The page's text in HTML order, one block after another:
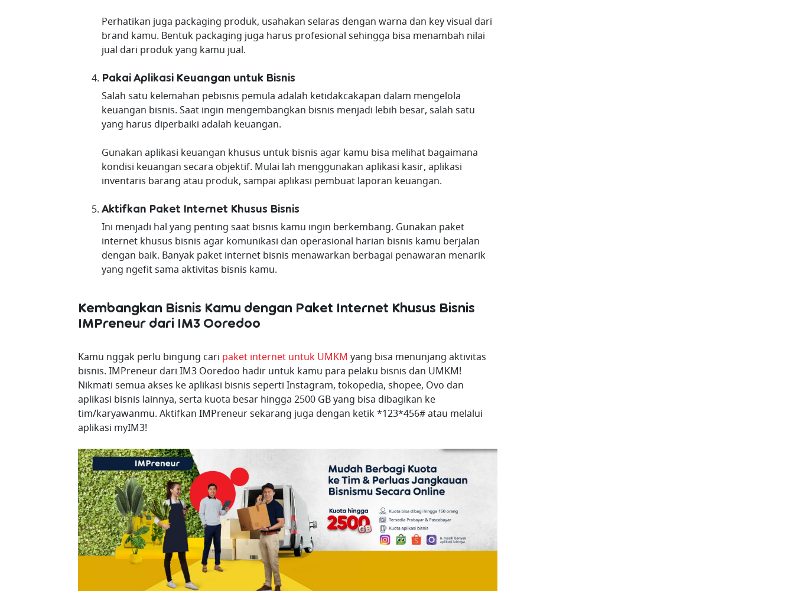
Perhatikan juga packaging produk, usahakan selaras dengan warna dan key visual dari
brand kamu. Bentuk packaging juga harus profesional sehingga bisa menambah nilai
jual dari produk yang kamu jual.
Pakai Aplikasi Keuangan untuk Bisnis
Salah satu kelemahan pebisnis pemula adalah ketidakcakapan dalam mengelola
keuangan bisnis. Saat ingin mengembangkan bisnis menjadi lebih besar, salah satu
yang harus diperbaiki adalah keuangan.
Gunakan aplikasi keuangan khusus untuk bisnis agar kamu bisa melihat bagaimana
kondisi keuangan secara objektif. Mulai lah menggunakan aplikasi kasir, aplikasi
inventaris barang atau produk, sampai aplikasi pembuat laporan keuangan.
Aktifkan Paket Internet Khusus Bisnis
Ini menjadi hal yang penting saat bisnis kamu ingin berkembang. Gunakan paket
internet khusus bisnis agar komunikasi dan operasional harian bisnis kamu berjalan
dengan baik. Banyak paket internet bisnis menawarkan berbagai penawaran menarik
yang ngefit sama aktivitas bisnis kamu.
Kembangkan Bisnis Kamu dengan Paket Internet Khusus Bisnis
IMPreneur dari IM3 Ooredoo
Kamu nggak perlu bingung cari paket internet untuk UMKM yang bisa menunjang aktivitas
bisnis. IMPreneur dari IM3 Ooredoo hadir untuk kamu para pelaku bisnis dan UMKM!
Nikmati semua akses ke aplikasi bisnis seperti Instagram, tokopedia, shopee, Ovo dan
aplikasi bisnis lainnya, serta kuota besar hingga 2500 GB yang bisa dibagikan ke
tim/karyawanmu. Aktifkan IMPreneur sekarang juga dengan ketik *123*456# atau melalui
aplikasi myIM3!